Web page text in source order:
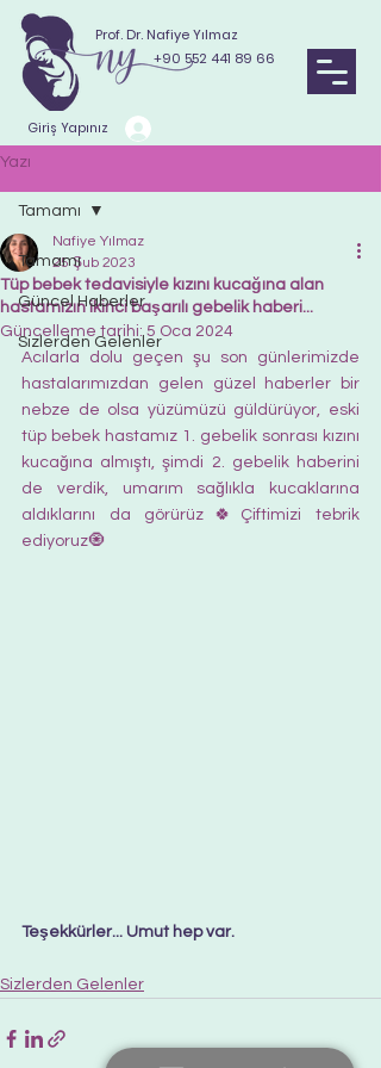
Prof. Dr. Nafiye Yılmaz
+90 552 441 89 66
Giriş Yapınız
Yazı
Tamamı
Güncel Haberler
Sizlerden Gelenler
Tamamı
Tüp bebek tedavisiyle kızını kucağına alan
hastamızın ikinci başarılı gebelik haberi...
Nafiye Yılmaz
25 Şub 2023
Güncelleme tarihi:5 Oca 2024
Acılarla dolu geçen şu son günlerimizde
hastalarımızdan gelen güzel haberler bir
nebze de olsa yüzümüzü güldürüyor, eski
tüp bebek hastamız 1. gebelik sonrası kızını
kucağına almıştı, şimdi 2. gebelik haberini
de verdik, umarım sağlıkla kucaklarına
aldıklarını da görürüz🍀Çiftimizi tebrik
ediyoruz🧿
Teşekkürler... Umut hep var.
Sizlerden Gelenler